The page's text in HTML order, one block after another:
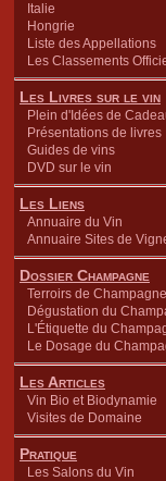
Italie
Hongrie
Liste des Appellations
Les Classements
Les Livres sur le vin
Plein d'Idées de
Présentations de livres
Guides de vins
DVD sur le vin
Les Liens
Annuaire du Vin
Annuaire Sites de
Dossier Champagne
Terroirs de Champagne
Dégustation du
L'Étiquette du
Le Dosage du
Les Articles
Vin Bio et Biodynamie
Visites de Domaine
Pratique
Les Salons du Vin